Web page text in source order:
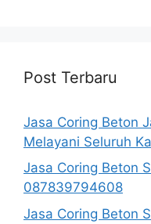
Post Terbaru
Jasa Coring Beton
Melayani Seluruh
Jasa Coring Beton
087839794608
Jasa Coring Beton